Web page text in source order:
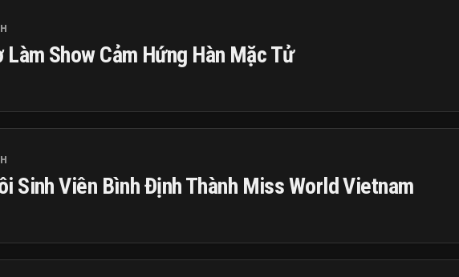
Làm Show Cảm Hứng Hàn Mặc Tử
Sinh Viên Bình Định Thành Miss World Vietnam